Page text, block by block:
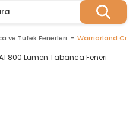
ve Tüfek Fenerleri Warriorland